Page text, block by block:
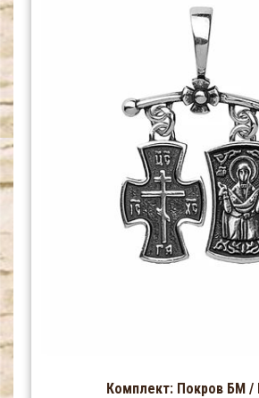
Комплект: Покров БМ /